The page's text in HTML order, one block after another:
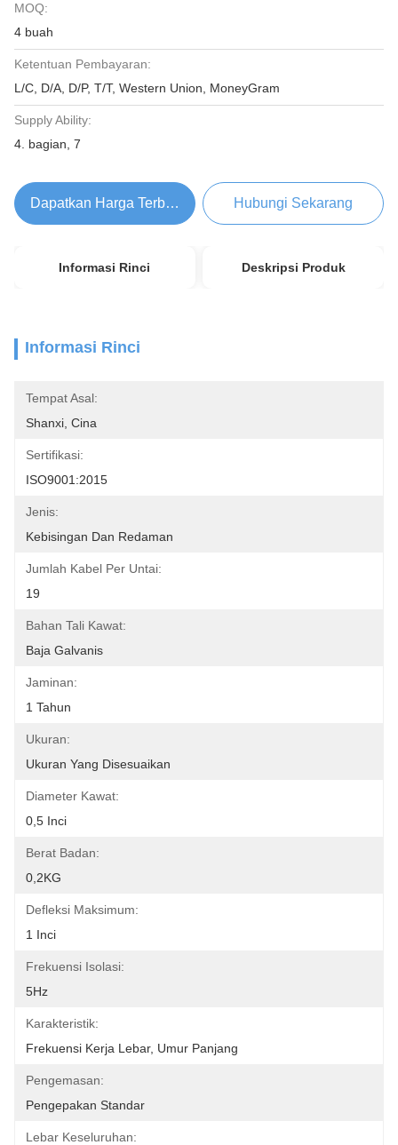
MOQ:
4 buah
Ketentuan Pembayaran:
L/C, D/A, D/P, T/T, Western Union, MoneyGram
Supply Ability:
4. bagian, 7
Dapatkan Harga Terbaik Hubungi Sekarang
Informasi Rinci Deskripsi Produk
Informasi Rinci
Tempat Asal:
Shanxi, Cina
Sertifikasi:
ISO9001:2015
Jenis:
Kebisingan Dan Redaman
Jumlah Kabel Per Untai:
19
Bahan Tali Kawat:
Baja Galvanis
Jaminan:
1 Tahun
Ukuran:
Ukuran Yang Disesuaikan
Diameter Kawat:
0,5 Inci
Berat Badan:
0,2KG
Defleksi Maksimum:
1 Inci
Frekuensi Isolasi:
5Hz
Karakteristik:
Frekuensi Kerja Lebar, Umur Panjang
Pengemasan:
Pengepakan Standar
Lebar Keseluruhan: